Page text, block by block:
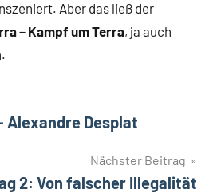
Aber das ließ der
– Kampf um Terra, ja auch
Alexandre Desplat
Nächster Beitrag
2: Von falscher Illegalität